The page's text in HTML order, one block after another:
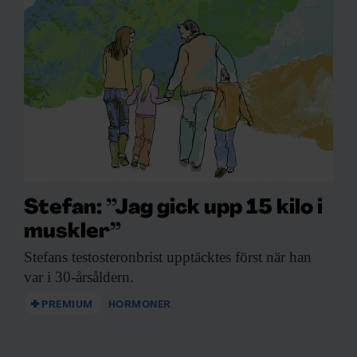
Stefan: ”Jag gick upp 15 kilo i
muskler”
Stefans testosteronbrist upptäcktes först när han
var i 30-årsåldern.
PREMIUM HORMONER